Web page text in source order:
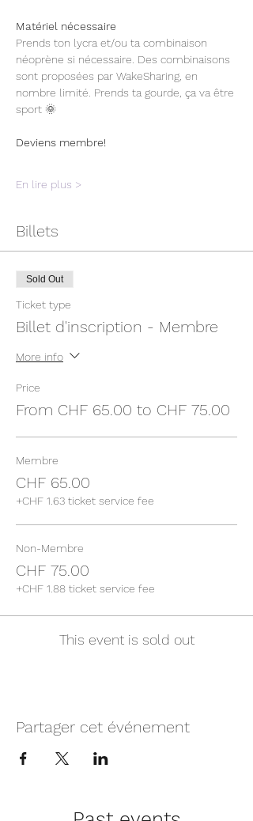
Matériel nécessaire
Prends ton lycra et/ou ta combinaison
néoprène si nécessaire. Des combinaisons
sont proposées par WakeSharing, en
nombre limité. Prends ta gourde, ça va être
sport 🌞
Deviens membre!
En lire plus >
Billets
Sold Out
Ticket type
Billet d'inscription - Membre
More info
Price
From CHF 65.00 to CHF 75.00
Membre
CHF 65.00
+CHF 1.63 ticket service fee
Non-Membre
CHF 75.00
+CHF 1.88 ticket service fee
This event is sold out
Partager cet événement